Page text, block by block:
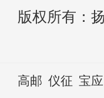
版权所有：
高邮 仪征 宝应